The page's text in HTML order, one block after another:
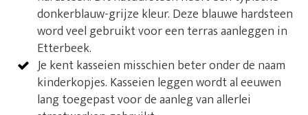
donkerblauw-grijze kleur. Deze blauwe hardsteen
word veel gebruikt voor een terras aanleggen in
Etterbeek.
Je kent kasseien misschien beter onder de naam
kinderkopjes. Kasseien leggen wordt al eeuwen
lang toegepast voor de aanleg van allerlei